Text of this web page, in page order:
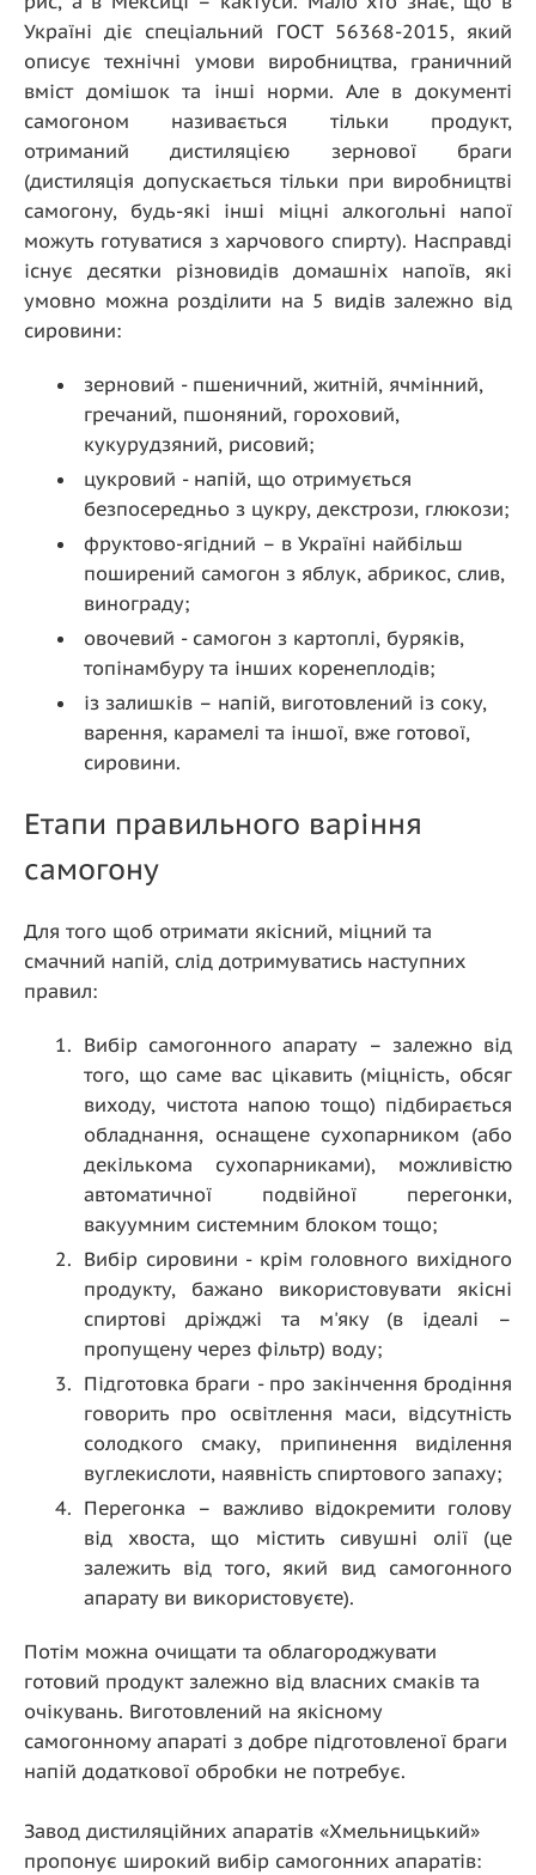
Україні діє спеціальний ГОСТ 56368-2015, який
описує технічні умови виробництва, граничний
вміст домішок та інші норми. Але в документі
самогоном називається тільки продукт,
отриманий дистиляцією зернової браги
(дистиляція допускається тільки при виробництві
самогону, будь-які інші міцні алкогольні напої
можуть готуватися з харчового спирту). Насправді
існує десятки різновидів домашніх напоїв, які
умовно можна розділити на 5 видів залежно від
сировини:
зерновий - пшеничний, житній, ячмінний,
гречаний, пшоняний, гороховий,
кукурудзяний, рисовий;
цукровий - напій, що отримується
безпосередньо з цукру, декстрози, глюкози;
фруктово-ягідний – в Україні найбільш
поширений самогон з яблук, абрикос, слив,
винограду;
овочевий - самогон з картоплі, буряків,
топінамбуру та інших коренеплодів;
із залишків – напій, виготовлений із соку,
варення, карамелі та іншої, вже готової,
сировини.
Етапи правильного варіння
самогону
Для того щоб отримати якісний, міцний та
смачний напій, слід дотримуватись наступних
правил:
Вибір самогонного апарату – залежно від
того, що саме вас цікавить (міцність, обсяг
виходу, чистота напою тощо) підбирається
обладнання, оснащене сухопарником (або
декількома сухопарниками), можливістю
автоматичної подвійної перегонки,
вакуумним системним блоком тощо;
Вибір сировини - крім головного вихідного
продукту, бажано використовувати якісні
спиртові дріжджі та м'яку (в ідеалі –
пропущену через фільтр) воду;
Підготовка браги - про закінчення бродіння
говорить про освітлення маси, відсутність
солодкого смаку, припинення виділення
вуглекислоти, наявність спиртового запаху;
Перегонка – важливо відокремити голову
від хвоста, що містить сивушні олії (це
залежить від того, який вид самогонного
апарату ви використовуєте).
Потім можна очищати та облагороджувати
готовий продукт залежно від власних смаків та
очікувань. Виготовлений на якісному
самогонному апараті з добре підготовленої браги
напій додаткової обробки не потребує.
Завод дистиляційних апаратів «Хмельницький»
пропонує широкий вибір самогонних апаратів: